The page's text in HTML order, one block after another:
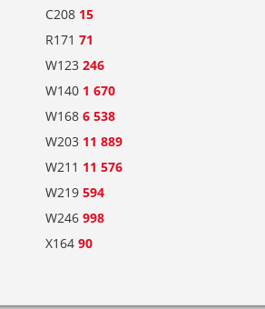
C208 15
R171 71
W123 246
W140 1 670
W168 6 538
W203 11 889
W211 11 576
W219 594
W246 998
X164 90